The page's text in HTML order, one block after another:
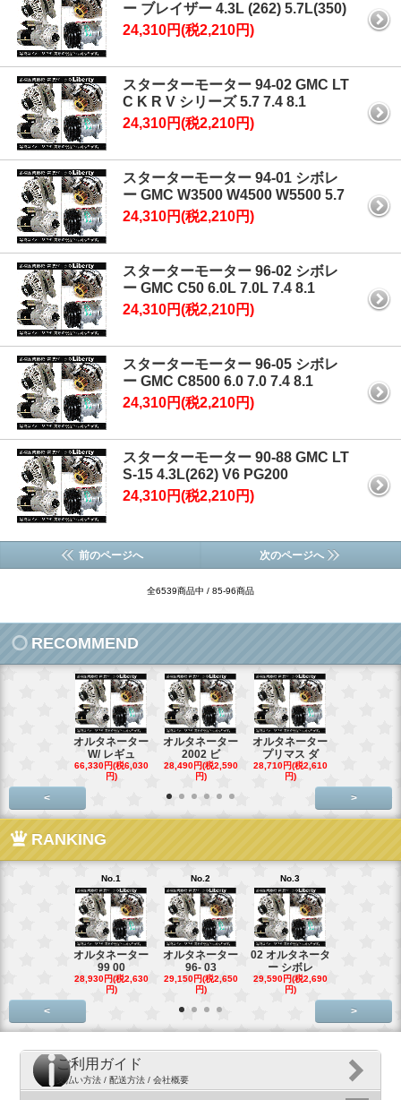
ー ブレイザー 4.3L (262) 5.7L(350)
24,310円(税2,210円)
スターターモーター 94-02 GMC LT
C K R V シリーズ 5.7 7.4 8.1
24,310円(税2,210円)
スターターモーター 94-01 シボレ
ー GMC W3500 W4500 W5500 5.7
24,310円(税2,210円)
スターターモーター 96-02 シボレ
ー GMC C50 6.0L 7.0L 7.4 8.1
24,310円(税2,210円)
スターターモーター 96-05 シボレ
ー GMC C8500 6.0 7.0 7.4 8.1
24,310円(税2,210円)
スターターモーター 90-88 GMC LT
S-15 4.3L(262) V6 PG200
24,310円(税2,210円)
前のページへ 次のページへ
全6539商品中 / 85-96商品
RECOMMEND
オルタネーター
W/ レギュ
66,330円(税6,030
円)
オルタネーター
2002 ビ
28,490円(税2,590
円)
オルタネーター
プリマス ダ
28,710円(税2,610
円)
< >
RANKING
No.1
オルタネーター
99 00
28,930円(税2,630
円)
No.2
オルタネーター
96- 03
29,150円(税2,650
円)
No.3
02 オルタネータ
ー シボレ
29,590円(税2,690
円)
< >
ご利用ガイド
支払い方法 / 配送方法 / 会社概要